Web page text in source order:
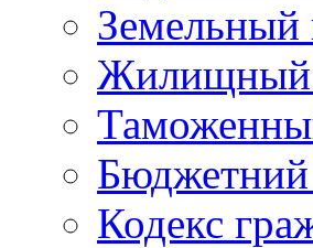
Земельный
Жилищный
Бюджетний
Кодекс